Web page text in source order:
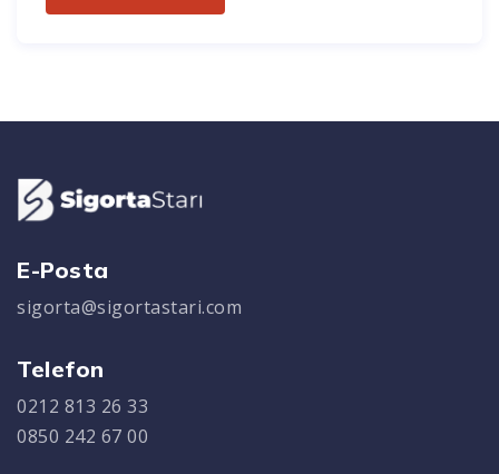
E-Posta
sigorta@sigortastari.com
Telefon
0212 813 26 33
0850 242 67 00